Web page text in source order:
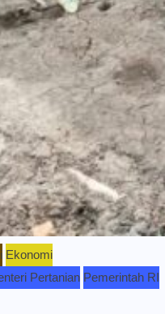
Ekonomi
Pertanian Pemerintah RI